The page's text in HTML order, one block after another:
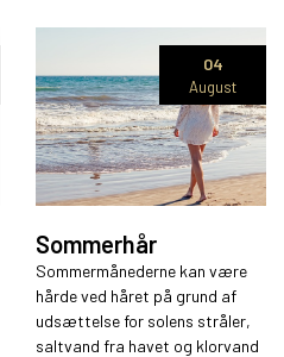
04
August
Sommerhår
Sommermånederne kan være
hårde ved håret på grund af
udsættelse for solens stråler,
saltvand fra havet og klorvand